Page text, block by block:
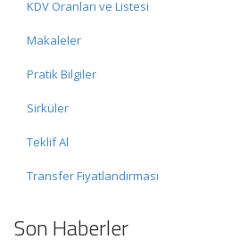
KDV Oranları ve Listesi
Makaleler
Pratik Bilgiler
Sirküler
Teklif Al
Transfer Fiyatlandırması
Son Haberler